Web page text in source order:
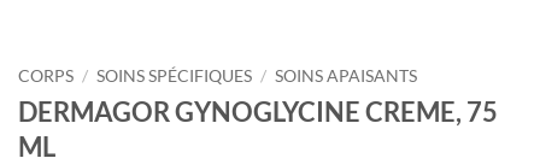
CORPS / SOINS SPÉCIFIQUES / SOINS APAISANTS
DERMAGOR GYNOGLYCINE CREME, 75
ML